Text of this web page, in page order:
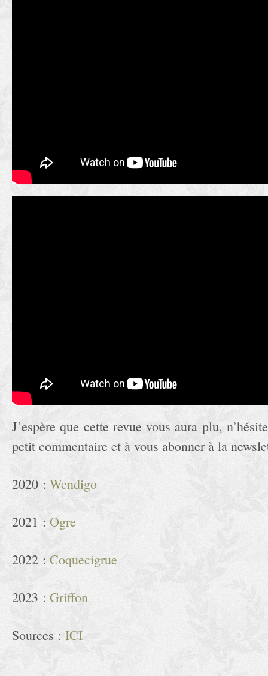
J’espère que cette revue vous aura plu,
petit commentaire et à vous abonner à la
2020 : Wendigo
2021 : Ogre
2022 : Coquecigrue
2023 : Griffon
Sources : ICI